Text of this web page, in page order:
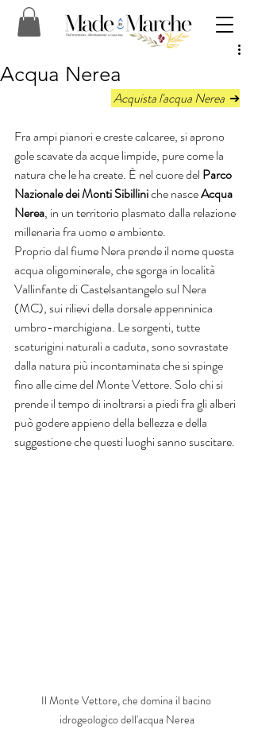
Acqua Nerea
Acquista l'acqua Nerea ➔
Fra ampi pianori e creste calcaree, si aprono
gole scavate da acque limpide, pure come la
natura che le ha create. È nel cuore del Parco
Nazionale dei Monti Sibillini che nasce Acqua
Nerea, in un territorio plasmato dalla relazione
millenaria fra uomo e ambiente.
Proprio dal fiume Nera prende il nome questa
acqua oligominerale, che sgorga in località
Vallinfante di Castelsantangelo sul Nera
(MC), sui rilievi della dorsale appenninica
umbro-marchigiana. Le sorgenti, tutte
scaturigini naturali a caduta, sono sovrastate
dalla natura più incontaminata che si spinge
fino alle cime del Monte Vettore. Solo chi si
prende il tempo di inoltrarsi a piedi fra gli alberi
può godere appieno della bellezza e della
suggestione che questi luoghi sanno suscitare.
Il Monte Vettore, che domina il bacino
idrogeologico dell'acqua Nerea